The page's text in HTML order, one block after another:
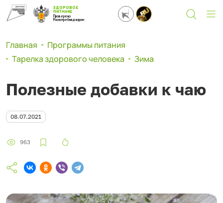
ЗДОРОВОЕ
ПИТАНИЕ
Проверено
Роспотребнадзором
Главная
Программы питания
Тарелка здорового человека
Зима
Полезные добавки к чаю
08.07.2021
963